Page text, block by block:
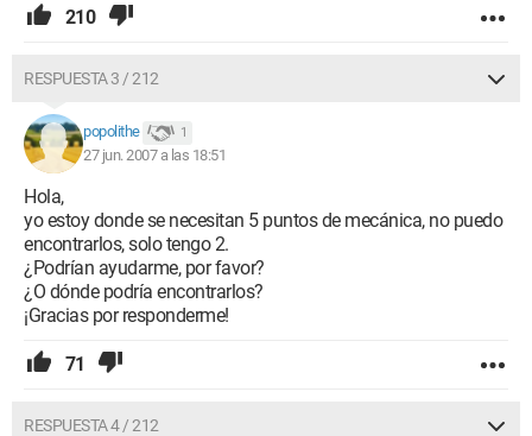
210
RESPUESTA 3 / 212
popolithe 1
27 jun. 2007 a las 18:51
Hola,
yo estoy donde se necesitan 5 puntos de mecánica, no puedo
encontrarlos, solo tengo 2.
¿Podrían ayudarme, por favor?
¿O dónde podría encontrarlos?
¡Gracias por responderme!
71
RESPUESTA 4 / 212